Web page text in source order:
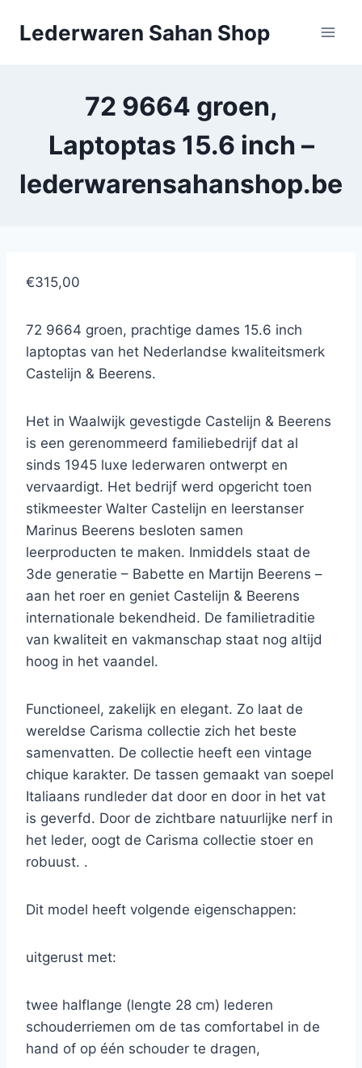
Lederwaren Sahan Shop
72 9664 groen,
Laptoptas 15.6 inch –
lederwarensahanshop.be
€315,00
72 9664 groen, prachtige dames 15.6 inch
laptoptas van het Nederlandse kwaliteitsmerk
Castelijn & Beerens.
Het in Waalwijk gevestigde Castelijn & Beerens
is een gerenommeerd familiebedrijf dat al
sinds 1945 luxe lederwaren ontwerpt en
vervaardigt. Het bedrijf werd opgericht toen
stikmeester Walter Castelijn en leerstanser
Marinus Beerens besloten samen
leerproducten te maken. Inmiddels staat de
3de generatie – Babette en Martijn Beerens –
aan het roer en geniet Castelijn & Beerens
internationale bekendheid. De familietraditie
van kwaliteit en vakmanschap staat nog altijd
hoog in het vaandel.
Functioneel, zakelijk en elegant. Zo laat de
wereldse Carisma collectie zich het beste
samenvatten. De collectie heeft een vintage
chique karakter. De tassen gemaakt van soepel
Italiaans rundleder dat door en door in het vat
is geverfd. Door de zichtbare natuurlijke nerf in
het leder, oogt de Carisma collectie stoer en
robuust. .
Dit model heeft volgende eigenschappen:
uitgerust met:
twee halflange (lengte 28 cm) lederen
schouderriemen om de tas comfortabel in de
hand of op één schouder te dragen,